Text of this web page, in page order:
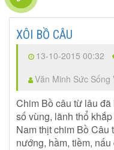
XÔI BỒ CÂU
13-10-2015 00:32
Văn Minh Sức Sống
Chim Bồ câu từ lâu
số vùng, lãnh thổ
Nam thịt chim Bồ Câu
nướng, hầm, tiềm,